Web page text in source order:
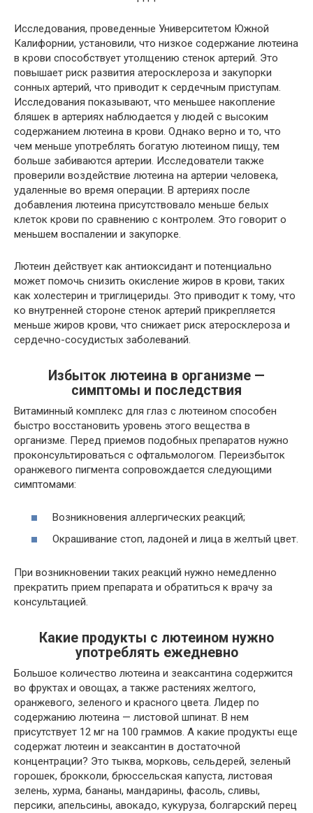
Исследования, проведенные Университетом Южной
Калифорнии, установили, что низкое содержание лютеина
в крови способствует утолщению стенок артерий. Это
повышает риск развития атеросклероза и закупорки
сонных артерий, что приводит к сердечным приступам.
Исследования показывают, что меньшее накопление
бляшек в артериях наблюдается у людей с высоким
содержанием лютеина в крови. Однако верно и то, что
чем меньше употреблять богатую лютеином пищу, тем
больше забиваются артерии. Исследователи также
проверили воздействие лютеина на артерии человека,
удаленные во время операции. В артериях после
добавления лютеина присутствовало меньше белых
клеток крови по сравнению с контролем. Это говорит о
меньшем воспалении и закупорке.
Лютеин действует как антиоксидант и потенциально
может помочь снизить окисление жиров в крови, таких
как холестерин и триглицериды. Это приводит к тому, что
ко внутренней стороне стенок артерий прикрепляется
меньше жиров крови, что снижает риск атеросклероза и
сердечно-сосудистых заболеваний.
Избыток лютеина в организме —
симптомы и последствия
Витаминный комплекс для глаз с лютеином способен
быстро восстановить уровень этого вещества в
организме. Перед приемов подобных препаратов нужно
проконсультироваться с офтальмологом. Переизбыток
оранжевого пигмента сопровождается следующими
симптомами:
Возникновения аллергических реакций;
Окрашивание стоп, ладоней и лица в желтый цвет.
При возникновении таких реакций нужно немедленно
прекратить прием препарата и обратиться к врачу за
консультацией.
Какие продукты с лютеином нужно
употреблять ежедневно
Большое количество лютеина и зеаксантина содержится
во фруктах и овощах, а также растениях желтого,
оранжевого, зеленого и красного цвета. Лидер по
содержанию лютеина — листовой шпинат. В нем
присутствует 12 мг на 100 граммов. А какие продукты еще
содержат лютеин и зеаксантин в достаточной
концентрации? Это тыква, морковь, сельдерей, зеленый
горошек, брокколи, брюссельская капуста, листовая
зелень, хурма, бананы, мандарины, фасоль, сливы,
персики, апельсины, авокадо, кукуруза, болгарский перец